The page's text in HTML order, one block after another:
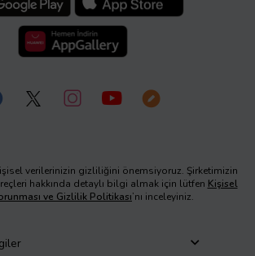
verilerinizin gizliliğini önemsiyoruz. Şirketimizin
hakkında detaylı bilgi almak için lütfen Kişisel
ve Gizlilik Politikası’nı inceleyiniz.